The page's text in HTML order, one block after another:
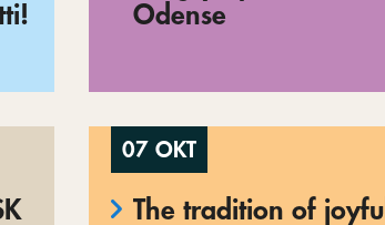
Odense
07 OKT
The tradition of joyful